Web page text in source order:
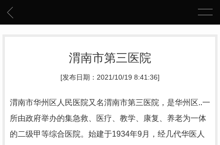
渭南市第三医院
[发布日期：2021/10/19 8:41:36]
渭南市华州区人民医院又名渭南市第三医院，是华州区..一
所由政府举办的集急救、医疗、教学、康复、养老为一体
的二级甲等综合医院。始建于1934年9月，经几代华医人